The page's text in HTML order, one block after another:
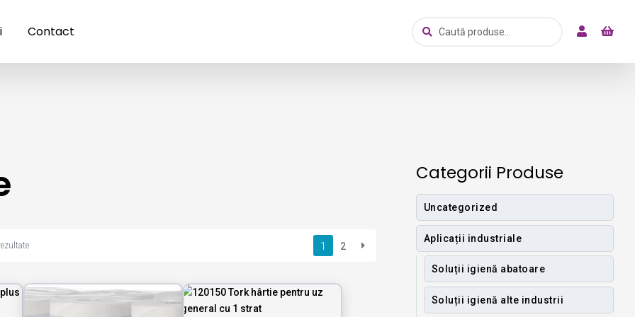
Contact
după:
Caută
1 2
Categorii Produse
Uncategorized
Aplicații industriale
Soluții igienă abatoare
Soluții igienă alte industrii